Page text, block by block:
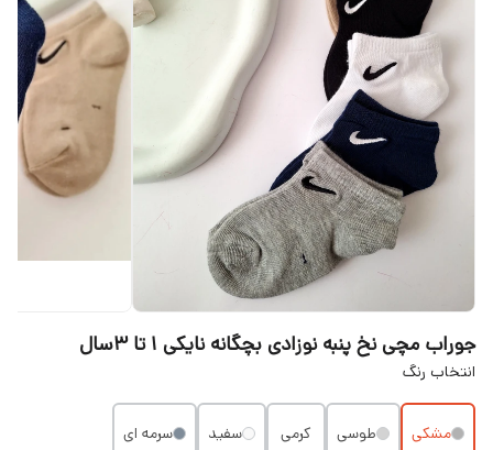
جوراب مچی نخ پنبه نوزادی بچگانه نایکی ۱ تا ۳سال
انتخاب رنگ
مشکی طوسی کرمی سفید
سرمه ای